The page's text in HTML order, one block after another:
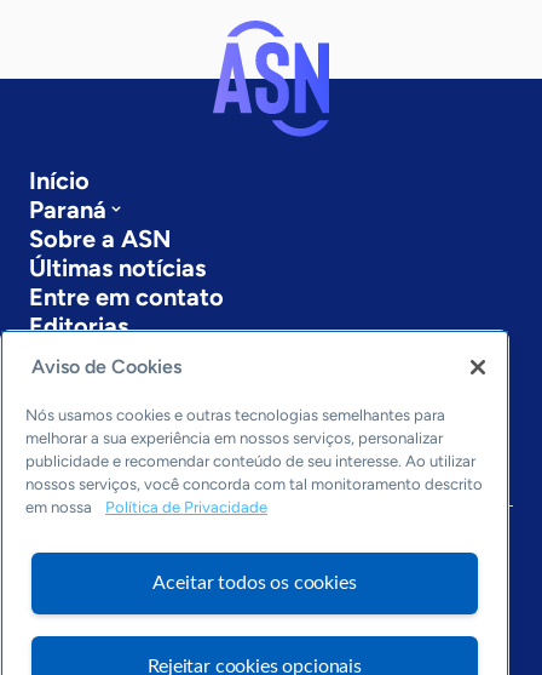
Início
Paraná
Sobre a ASN
Últimas notícias
Entre em contato
Editorias
Economia & Política
Inovação & Tecnologia
Cultura empreendedora
Dados
Arquivo
Aviso de Cookies
Nós usamos cookies e outras tecnologias semelhantes para
melhorar a sua experiência em nossos serviços, personalizar
publicidade e recomendar conteúdo de seu interesse. Ao utilizar
nossos serviços, você concorda com tal monitoramento descrito
em nossa
Política de Privacidade
Aceitar todos os cookies
Rejeitar cookies opcionais